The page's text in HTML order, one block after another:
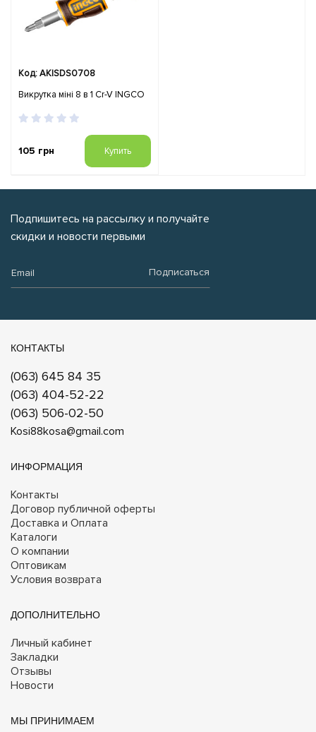
Код: AKISDS0708
Викрутка міні 8 в 1 Cr-V INGCO
105 грн Купить
Подпишитесь на рассылку и получайте
скидки и новости первыми
Подписаться
КОНТАКТЫ
(063) 645 84 35
(063) 404-52-22
(063) 506-02-50
Kosi88kosa@gmail.com
ИНФОРМАЦИЯ
Контакты
Договор публичной оферты
Доставка и Оплата
Каталоги
О компании
Оптовикам
Условия возврата
ДОПОЛНИТЕЛЬНО
Личный кабинет
Закладки
Отзывы
Новости
МЫ ПРИНИМАЕМ